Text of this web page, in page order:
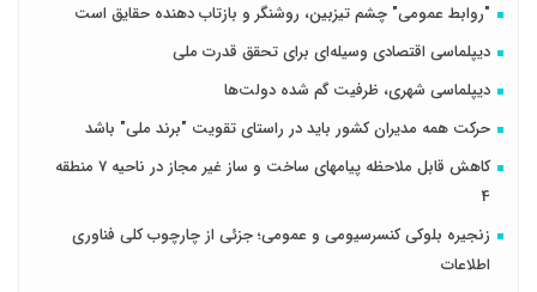
"روابط عمومی" چشم تیزبین، روشنگر و بازتاب دهنده حقایق است
دیپلماسی اقتصادی وسیله‌ای برای تحقق قدرت ملی
دیپلماسی شهری، ظرفیت گم شده دولت‌ها
حرکت همه مدیران کشور باید در راستای تقویت "برند ملی" باشد
کاهش قابل ملاحظه پیامهای ساخت و ساز غیر مجاز در ناحیه 7 منطقه
4
زنجیره بلوکی کنسرسیومی و عمومی؛ جزئی از چارچوب کلی فناوری
اطلاعات